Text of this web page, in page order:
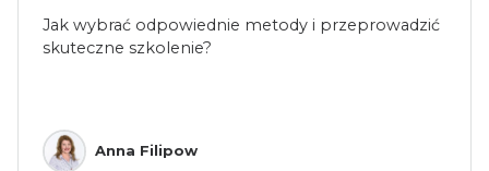
Jak wybrać odpowiednie metody i przeprowadzić
skuteczne szkolenie?
Anna Filipow